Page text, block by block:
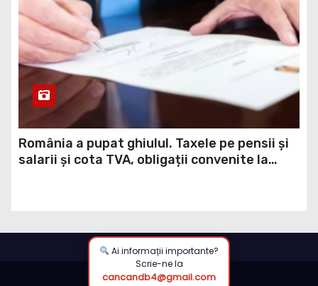
România a pupat ghiulul. Taxele pe pensii și
salarii și cota TVA, obligații convenite la
Ai informații importante?
Scrie-ne la
cancandb4@gmail.com